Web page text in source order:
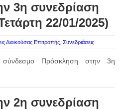
3η συνεδρίαση
22/01/2025)
Διοικούσας Επιτροπής Συνεδριάσεις
σύνδεσμο Πρόσκληση στην 3η
2η συνεδρίαση